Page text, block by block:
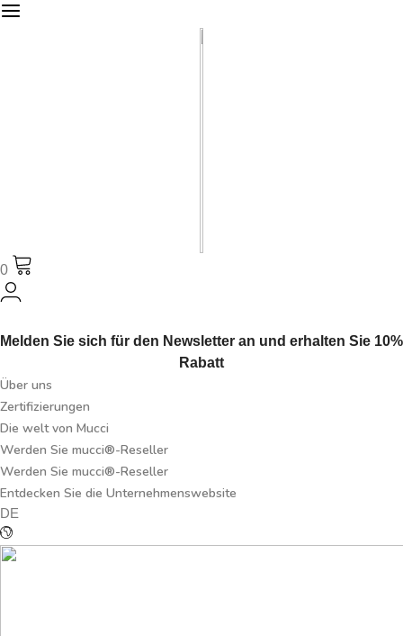
0
Melden Sie sich für den Newsletter an und erhalten Sie 10%
Rabatt
Über uns
Zertifizierungen
Die welt von Mucci
Werden Sie mucci®-Reseller
Werden Sie mucci®-Reseller
Entdecken Sie die Unternehmenswebsite
DE